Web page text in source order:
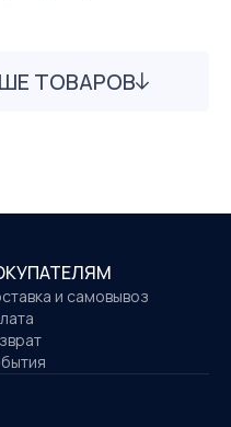
ТОВАРОВ
и самовывоз